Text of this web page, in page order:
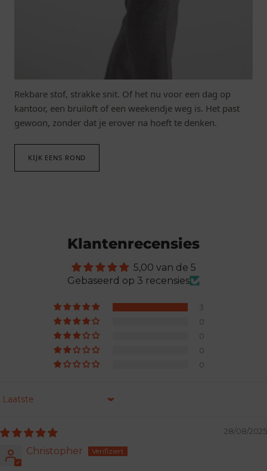
Mode die met je meebeweegt.
Rekbare stof, strakke snit. Of het nu voor een dag op
kantoor, een bruiloft of een weekendje weg is. Het past
gewoon, zonder dat je erover na hoeft te denken.
KIJK EENS ROND
Klantenrecensies
5,00 van de 5
Gebaseerd op 3 recensies
3
0
0
0
0
Sorteren op
28/08/2025
Christopher